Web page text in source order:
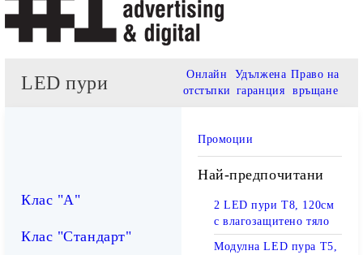
LED пури
Онлайн
отстъпки
Удължена
гаранция
Право на
връщане
Клас "А"
Клас "Стандарт"
Промоции
Най-предпочитани
2 LED пури T8, 120см
с влагозащитено тяло
Модулна LED пура T5,